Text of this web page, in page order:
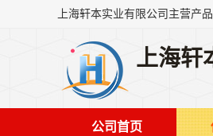
上海轩
公司首页